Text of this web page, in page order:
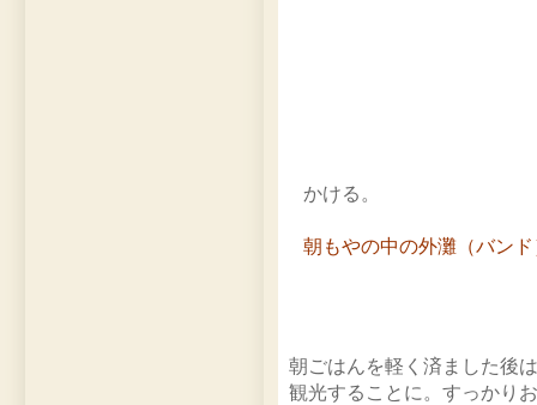
かける。
朝もやの中の外灘（バン
朝ごはんを軽く済ました後
観光することに。すっかり